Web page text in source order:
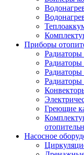
Приборы
Радиаторы
Радиаторы
Радиаторы
Греющие
Насосное